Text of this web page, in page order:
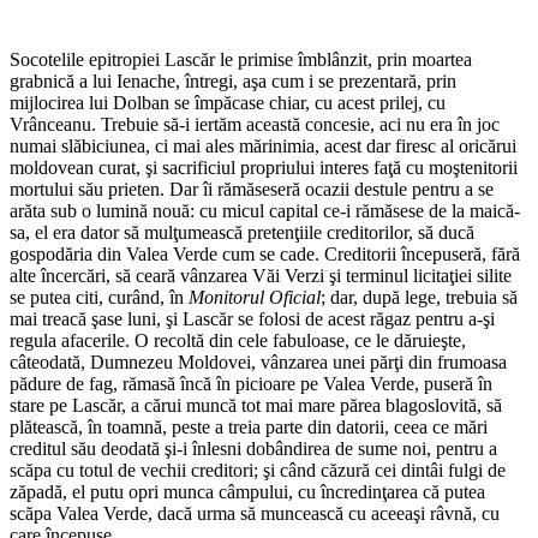
Socotelile epitropiei Lascăr le primise îmblânzit, prin moartea
grabnică a lui Ienache, întregi, aşa cum i se prezentară, prin
mijlocirea lui Dolban se împăcase chiar, cu acest prilej, cu
Vrânceanu. Trebuie să-i iertăm această concesie, aci nu era în joc
numai slăbiciunea, ci mai ales mărinimia, acest dar firesc al oricărui
moldovean curat, şi sacrificiul propriului interes faţă cu moştenitorii
mortului său prieten. Dar îi rămăseseră ocazii destule pentru a se
arăta sub o lumină nouă: cu micul capital ce-i rămăsese de la maică-
sa, el era dator să mulţumească pretenţiile creditorilor, să ducă
gospodăria din Valea Verde cum se cade. Creditorii începuseră, fără
alte încercări, să ceară vânzarea Văi Verzi şi terminul licitaţiei silite
se putea citi, curând, în Monitorul Oficial; dar, după lege, trebuia să
mai treacă şase luni, şi Lascăr se folosi de acest răgaz pentru a-şi
regula afacerile. O recoltă din cele fabuloase, ce le dăruieşte,
câteodată, Dumnezeu Moldovei, vânzarea unei părţi din frumoasa
pădure de fag, rămasă încă în picioare pe Valea Verde, puseră în
stare pe Lascăr, a cărui muncă tot mai mare părea blagoslovită, să
plătească, în toamnă, peste a treia parte din datorii, ceea ce mări
creditul său deodată şi-i înlesni dobândirea de sume noi, pentru a
scăpa cu totul de vechii creditori; şi când căzură cei dintâi fulgi de
zăpadă, el putu opri munca câmpului, cu încredinţarea că putea
scăpa Valea Verde, dacă urma să muncească cu aceeaşi râvnă, cu